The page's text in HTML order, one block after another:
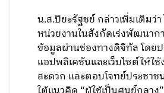
น.ส.ปิยะรัฐชย์ กล่าวเพิ่มเติมว่
หน่วยงานในสังกัดเร่งพัฒนาก
ข้อมูลผ่านช่องทางดิจิทัล โดย
แอปพลิเคชันและเว็บไซต์ให้ใช้
สะดวก และตอบโจทย์ประชา